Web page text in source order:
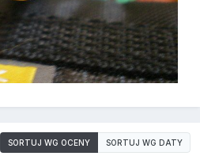
SORTUJ WG OCENY SORTUJ WG DATY